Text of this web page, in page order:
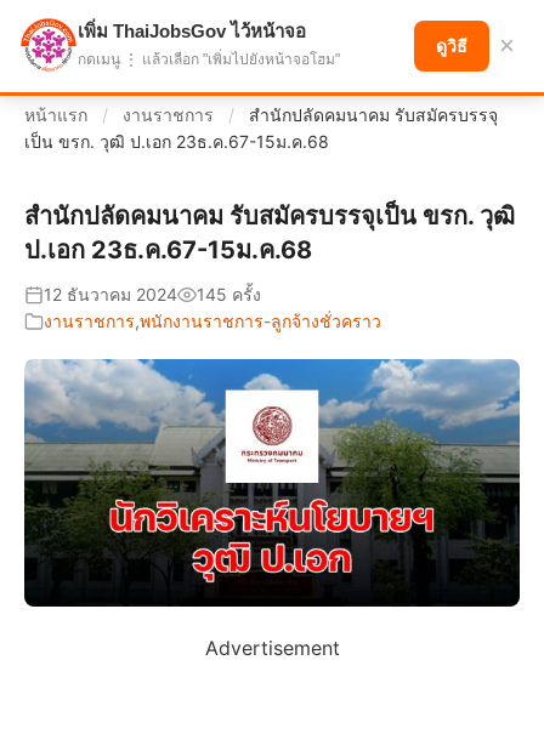
แบ่งปันโอกาส เพื่ออนาคตที่ก้าวหน้า
หน้าแรก / งานราชการ /
สำนักปลัดคมนาคม รับสมัครบรรจุ
เป็น ขรก. วุฒิ ป.เอก 23ธ.ค.67-15ม.ค.68
สำนักปลัดคมนาคม รับสมัครบรรจุเป็น ขรก. วุฒิ
ป.เอก 23ธ.ค.67-15ม.ค.68
12 ธันวาคม 2024
145 ครั้ง
งานราชการ,พนักงานราชการ-ลูกจ้างชั่วคราว
Advertisement
เพิ่ม ThaiJobsGov ไว้หน้าจอ
กดเมนู ⋮ แล้วเลือก "เพิ่มไปยังหน้าจอโฮม"
ดูวิธี ×